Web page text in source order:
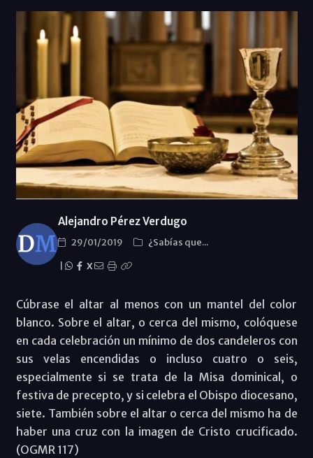
Alejandro Pérez Verdugo
29/01/2019
¿Sabías que...
X
Cúbrase el altar al menos con un mantel del color
blanco. Sobre el altar, o cerca del mismo, colóquese
en cada celebración un mínimo de dos candeleros con
sus velas encendidas o incluso cuatro o seis,
especialmente si se trata de la Misa dominical, o
festiva de precepto, y si celebra el Obispo diocesano,
siete. También sobre el altar o cerca del mismo ha de
haber una cruz con la imagen de Cristo crucificado.
(OGMR 117)